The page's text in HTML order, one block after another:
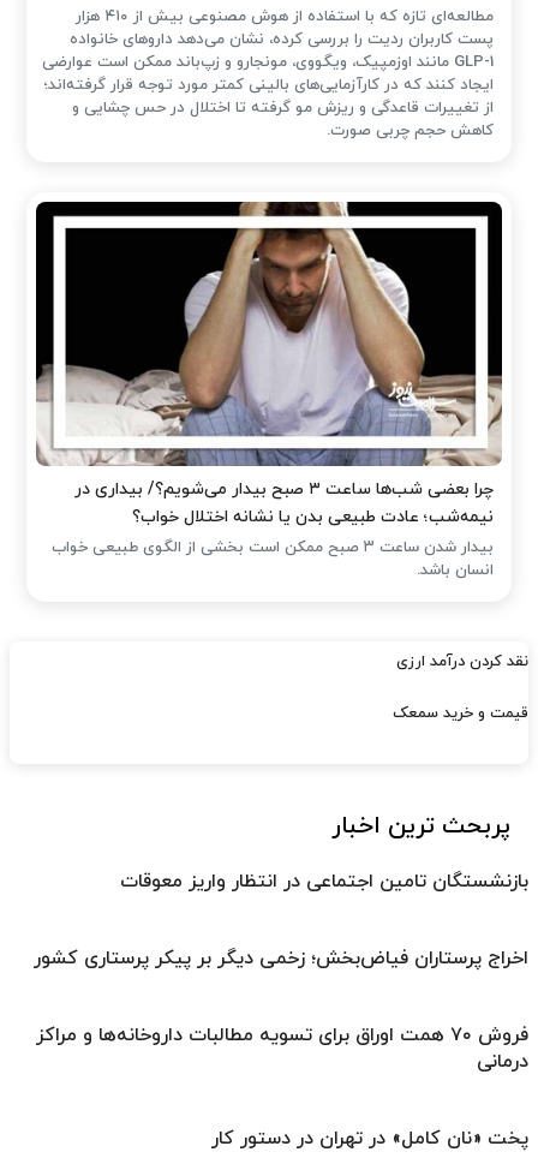
مطالعه‌ای تازه که با استفاده از هوش مصنوعی بیش از ۴۱۰ هزار
پست کاربران ردیت را بررسی کرده، نشان می‌دهد داروهای خانواده
GLP-1 مانند اوزمپیک، ویگووی، مونجارو و زپ‌باند ممکن است عوارضی
ایجاد کنند که در کارآزمایی‌های بالینی کمتر مورد توجه قرار گرفته‌اند؛
از تغییرات قاعدگی و ریزش مو گرفته تا اختلال در حس چشایی و
کاهش حجم چربی صورت.
چرا بعضی شب‌ها ساعت ۳ صبح بیدار می‌شویم؟/ بیداری در
نیمه‌شب؛ عادت طبیعی بدن یا نشانه اختلال خواب؟
بیدار شدن ساعت ۳ صبح ممکن است بخشی از الگوی طبیعی خواب
انسان باشد.
نقد کردن درآمد ارزی
قیمت و خرید سمعک
پربحث ترین اخبار
بازنشستگان تامین اجتماعی در انتظار واریز معوقات
اخراج پرستاران فیاض‌بخش؛ زخمی دیگر بر پیکر پرستاری کشور
فروش ۷۰ همت اوراق برای تسویه مطالبات داروخانه‌ها و مراکز
درمانی
پخت «نان کامل» در تهران در دستور کار